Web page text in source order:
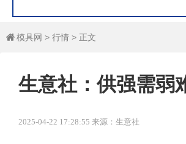
 模具网 > 行情 > 正文
生意社：供强需弱
2025-04-22 17:28:55 来源：生意社